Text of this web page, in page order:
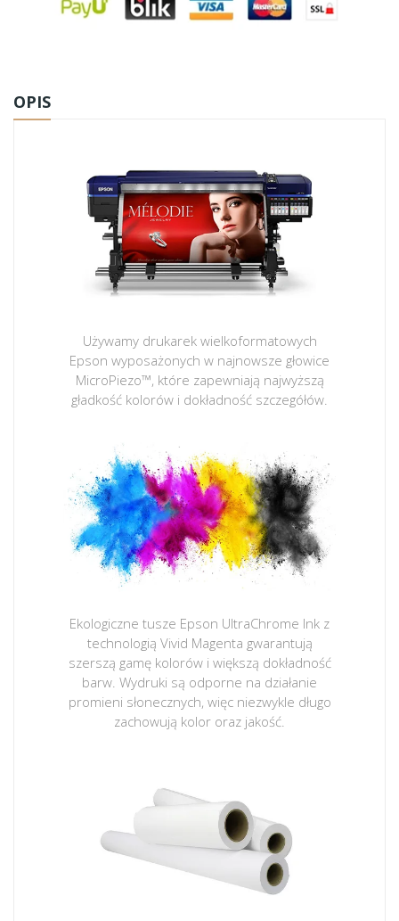
OPIS
Używamy drukarek wielkoformatowych
Epson wyposażonych w najnowsze głowice
MicroPiezo™, które zapewniają najwyższą
gładkość kolorów i dokładność szczegółów.
Ekologiczne tusze Epson UltraChrome Ink z
technologią Vivid Magenta gwarantują
szerszą gamę kolorów i większą dokładność
barw. Wydruki są odporne na działanie
promieni słonecznych, więc niezwykle długo
zachowują kolor oraz jakość.